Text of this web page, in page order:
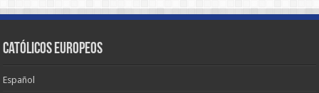
Católicos Europeos
Español